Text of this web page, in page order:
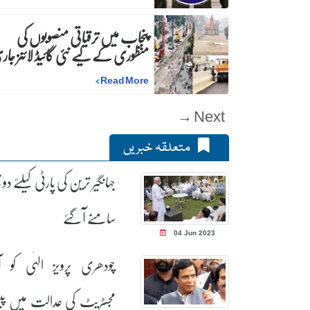
پنجاب میں ترقیاتی منصوبوں کی
منظوری کے لیے نئی گائیڈ لائنز
Read More
>
Next →
متعلقہ خبریں
04 Jun 2023
جہانگیر ترین کی پارٹی کیلئے
سامنے آگئے
چودھری پرویز الہٰی
مجسٹریٹ کی عدالت میں